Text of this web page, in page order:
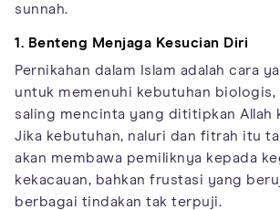
sunnah.
1. Benteng Menjaga Kesucian Diri
Pernikahan dalam Islam adalah cara
untuk memenuhi kebutuhan biologis,
saling mencinta yang dititipkan Allah
Jika kebutuhan, naluri dan fitrah itu
akan membawa pemiliknya kepada
kekacauan, bahkan frustasi yang
berbagai tindakan tak terpuji.